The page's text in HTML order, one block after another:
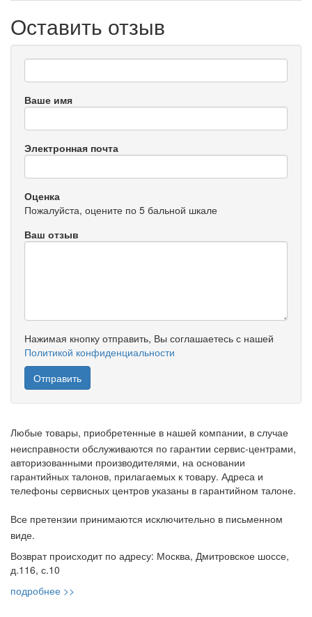
Оставить отзыв
Ваше имя
Электронная почта
Оценка
Пожалуйста, оцените по 5 бальной шкале
Ваш отзыв
Нажимая кнопку отправить, Вы соглашаетесь с нашей
Политикой конфиденциальности
Любые товары, приобретенные в нашей компании, в случае
неисправности обслуживаются по гарантии сервис-центрами,
авторизованными производителями, на основании
гарантийных талонов, прилагаемых к товару. Адреса и
телефоны сервисных центров указаны в гарантийном талоне.
Все претензии принимаются исключительно в письменном
виде.
Возврат происходит по адресу: Москва, Дмитровское шоссе,
д.116, с.10
подробнее >>